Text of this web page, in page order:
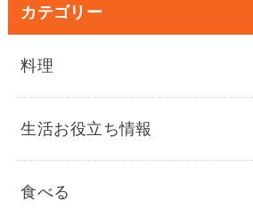
カテゴリー
料理
生活お役立ち情報
食べる